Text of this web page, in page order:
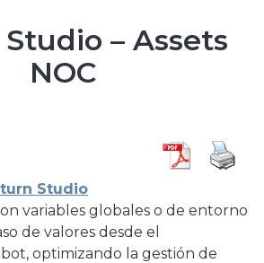
– Assets
NOC
Studio
variables globales o de entorno
de valores desde el
optimizando la gestión de